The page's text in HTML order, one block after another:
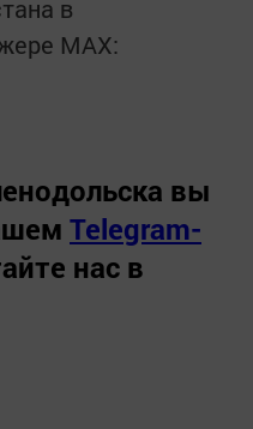
в
MАХ:
вы
Telegram-
нас в